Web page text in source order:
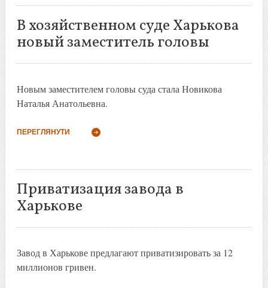
В хозяйственном суде Харькова
новый заместитель головы
Новым заместителем головы суда стала Новикова
Наталья Анатольевна.
ПЕРЕГЛЯНУТИ
Приватизация завода в
Харькове
Завод в Харькове предлагают приватизировать за 12
миллионов гривен.